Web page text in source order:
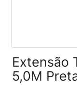
Extensão
5,0M